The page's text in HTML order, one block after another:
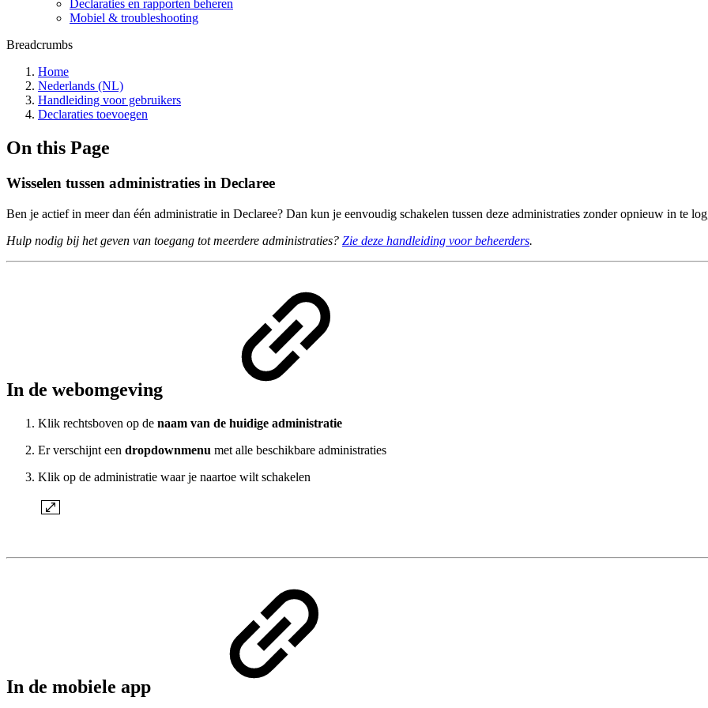
Declaraties en rapporten beheren
Mobiel & troubleshooting
Breadcrumbs
Home
Nederlands (NL)
Handleiding voor gebruikers
Declaraties toevoegen
On this Page
Wisselen tussen administraties in Declaree
Ben je actief in meer dan één administratie in Declaree? Dan kun je eenvoudig schakelen tussen deze administraties zonder opnieuw in te
Hulp nodig bij het geven van toegang tot meerdere administraties? Zie deze handleiding voor beheerders.
In de webomgeving
Klik rechtsboven op de naam van de huidige administratie
Er verschijnt een dropdownmenu met alle beschikbare administraties
Klik op de administratie waar je naartoe wilt schakelen
In de mobiele app